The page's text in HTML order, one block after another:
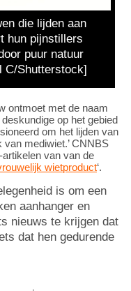
die lijden aan
hun pijnstillers
puur natuur
Shutterstock]
ontmoet met de naam
op het gebied
om het lijden van
mediwiet.’ CNNBS
van van de
wietproduct‘.
is om een
aanhanger en
nieuws te krijgen dat
dat hen gedurende